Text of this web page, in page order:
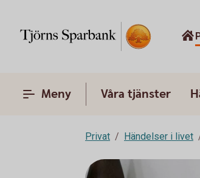
Meny Våra tjänster
Privat Händelser i livet